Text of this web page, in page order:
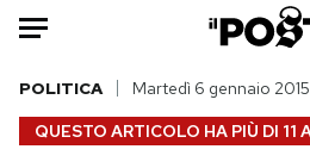
Auto
HOME
QUESTO ARTICOLO HA PIÙ DI 11
POLITICA Martedì 6 gennaio 2015